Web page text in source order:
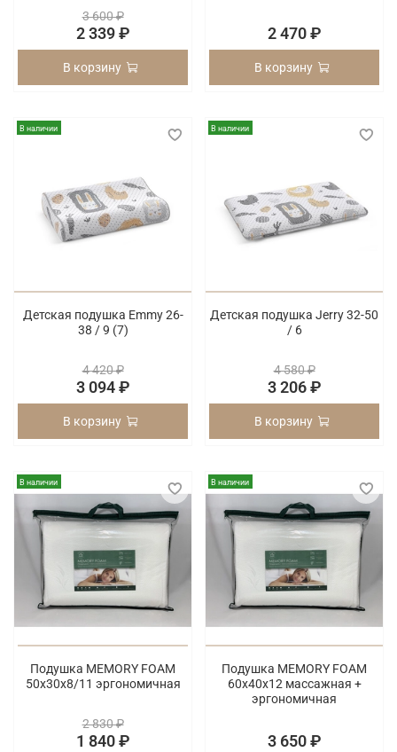
3 600 ₽
2 339 ₽
В корзину
2 470 ₽
В корзину
В наличии
Детская подушка Emmy 26-
38 / 9 (7)
4 420 ₽
3 094 ₽
В корзину
В наличии
Детская подушка Jerry 32-50
/ 6
4 580 ₽
3 206 ₽
В корзину
В наличии
Подушка MEMORY FOAM
50х30х8/11 эргономичная
2 830 ₽
1 840 ₽
В наличии
Подушка MEMORY FOAM
60х40х12 массажная +
эргономичная
3 650 ₽